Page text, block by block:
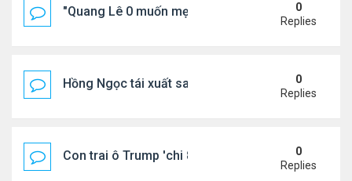
"Quang Lê 0 muốn mẹ thua kém người khác"
0
Replies
Hồng Ngọc tái xuất sau nhiều năm ở ẩn
0
Replies
Con trai ô Trump 'chi 8.5 triệu để xóa ràng buộc
0
Replies